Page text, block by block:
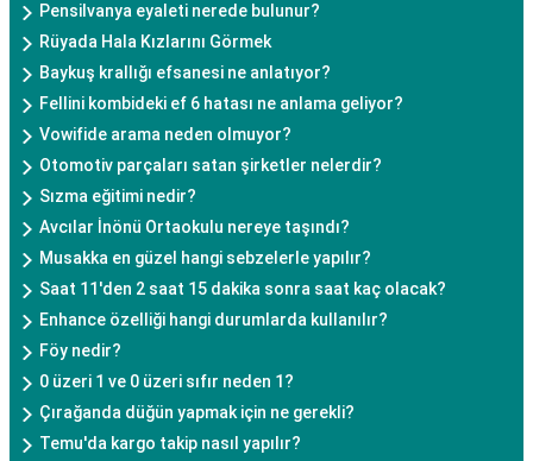
Pensilvanya eyaleti nerede bulunur?
Rüyada Hala Kızlarını Görmek
Baykuş krallığı efsanesi ne anlatıyor?
Fellini kombideki ef 6 hatası ne anlama geliyor?
Vowifide arama neden olmuyor?
Otomotiv parçaları satan şirketler nelerdir?
Sızma eğitimi nedir?
Avcılar İnönü Ortaokulu nereye taşındı?
Musakka en güzel hangi sebzelerle yapılır?
Saat 11'den 2 saat 15 dakika sonra saat kaç olacak?
Enhance özelliği hangi durumlarda kullanılır?
Föy nedir?
0 üzeri 1 ve 0 üzeri sıfır neden 1?
Çırağanda düğün yapmak için ne gerekli?
Temu'da kargo takip nasıl yapılır?